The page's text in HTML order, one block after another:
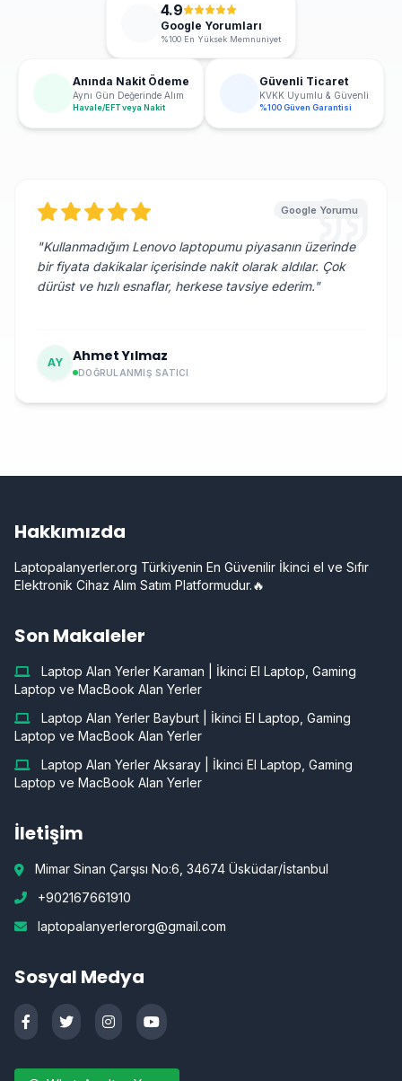
4.9
Google Yorumları
%100 En Yüksek Memnuniyet
Anında Nakit Ödeme
Aynı Gün Değerinde Alım
Havale/EFT veya Nakit
Güvenli Ticaret
KVKK Uyumlu & Güvenli
%100 Güven Garantisi
Google Yorumu
"Kullanmadığım Lenovo laptopumu piyasanın üzerinde
bir fiyata dakikalar içerisinde nakit olarak aldılar. Çok
dürüst ve hızlı esnaflar, herkese tavsiye ederim."
AY Ahmet Yılmaz
DOĞRULANMIŞ SATICI
Hakkımızda
Laptopalanyerler.org Türkiyenin En Güvenilir İkinci el ve Sıfır
Elektronik Cihaz Alım Satım Platformudur.🔥
Son Makaleler
Laptop Alan Yerler Karaman | İkinci El Laptop, Gaming
Laptop ve MacBook Alan Yerler
Laptop Alan Yerler Bayburt | İkinci El Laptop, Gaming
Laptop ve MacBook Alan Yerler
Laptop Alan Yerler Aksaray | İkinci El Laptop, Gaming
Laptop ve MacBook Alan Yerler
İletişim
Mimar Sinan Çarşısı No:6, 34674 Üsküdar/İstanbul
+902167661910
laptopalanyerlerorg@gmail.com
Sosyal Medya